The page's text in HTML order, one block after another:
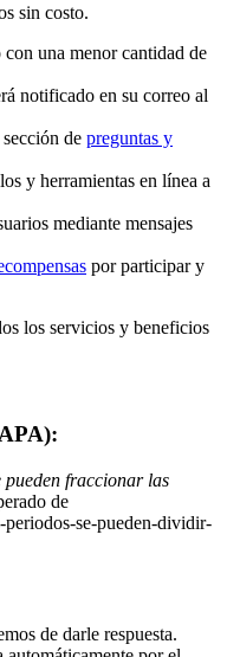
sin costo.
una menor cantidad de
notificado en su correo al
de preguntas y
y herramientas en línea a
mediante mensajes
por participar y
los servicios y beneficios
pueden fraccionar las
de
se-pueden-dividir-
de darle respuesta.